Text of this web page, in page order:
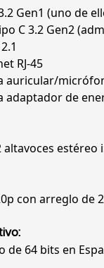
Gen1 (uno de
C 3.2 Gen2
RJ-45
auricular/
adaptador de
altavoces estéreo
con arreglo de
de 64 bits en